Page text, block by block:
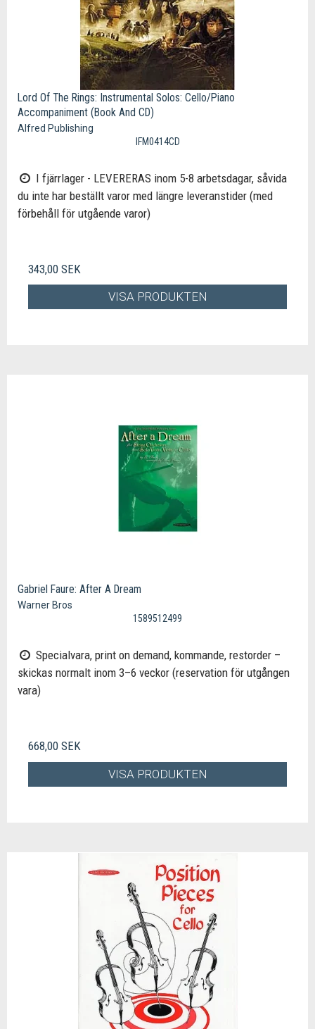
Lord Of The Rings: Instrumental Solos: Cello/Piano
Accompaniment (Book And CD)
Alfred Publishing
IFM0414CD
I fjärrlager - LEVERERAS inom 5-8 arbetsdagar, såvida
du inte har beställt varor med längre leveranstider (med
förbehåll för utgående varor)
343,00 SEK
VISA PRODUKTEN
Gabriel Faure: After A Dream
Warner Bros
1589512499
Specialvara, print on demand, kommande, restorder –
skickas normalt inom 3–6 veckor (reservation för utgången
vara)
668,00 SEK
VISA PRODUKTEN